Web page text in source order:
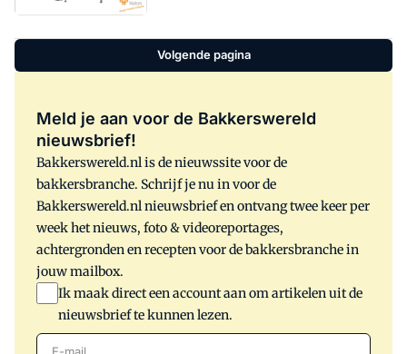
deegstuk makkelijk te vormen is. De
rijsproces, via de bollen- of de
puntenkast? Beide methoden hebben
wel wat tijdens het rijzen van een
gistdeeg. In dit artikel bespreekt Jan
puntenkast. Drie fabrikanten werkten
Panningen, Ter Haar uit Nijverdal en
Kalmeijer uit Den Haag.
Volgende pagina
Meld je aan voor de Bakkerswereld
nieuwsbrief!
Bakkerswereld.nl is de nieuwssite voor de
bakkersbranche. Schrijf je nu in voor de
Bakkerswereld.nl nieuwsbrief en ontvang twee keer per
week het nieuws, foto & videoreportages,
achtergronden en recepten voor de bakkersbranche in
jouw mailbox.
Ik maak direct een account aan om artikelen uit de
nieuwsbrief te kunnen lezen.
E-mail